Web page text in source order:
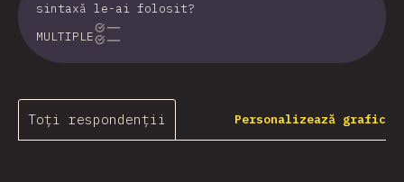
sintaxă le-ai folosit?
MULTIPLE
Toți respondenții Personalizează grafic